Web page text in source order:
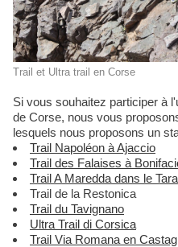
Trail et Ultra trail en Corse
Si vous souhaitez participer à l'un des plus beaux trails ou ultra
de Corse, nous vous
lesquels nous proposons un
Trail Napoléon à Ajaccio
Trail des Falaises à
Trail A Maredda dans le
Trail de la Restonica
Trail du Tavignano
Ultra Trail di Corsica
Trail Via Romana en